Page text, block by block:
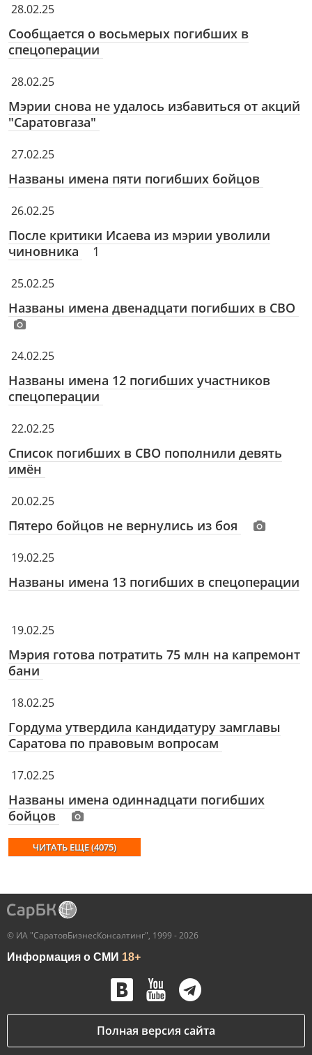
28.02.25
Сообщается о восьмерых погибших в
спецоперации
28.02.25
Мэрии снова не удалось избавиться от акций
"Саратовгаза"
27.02.25
Названы имена пяти погибших бойцов
26.02.25
После критики Исаева из мэрии уволили
чиновника
1
25.02.25
Названы имена двенадцати погибших в СВО
24.02.25
Названы имена 12 погибших участников
спецоперации
22.02.25
Список погибших в СВО пополнили девять
имён
20.02.25
Пятеро бойцов не вернулись из боя
19.02.25
Названы имена 13 погибших в спецоперации
19.02.25
Мэрия готова потратить 75 млн на капремонт
бани
18.02.25
Гордума утвердила кандидатуру замглавы
Саратова по правовым вопросам
17.02.25
Названы имена одиннадцати погибших
бойцов
ЧИТАТЬ ЕЩЕ (4075)
© ИА "СаратовБизнесКонсалтинг", 1999 - 2026
Информация о СМИ 18+
Полная версия сайта